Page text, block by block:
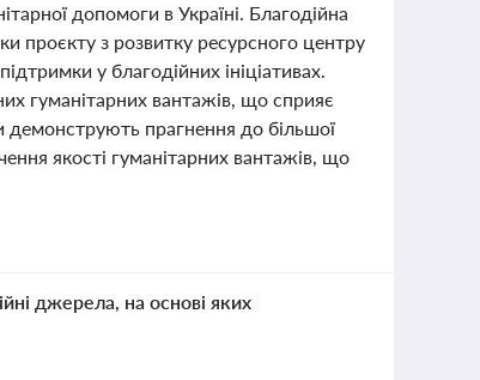
допомоги в Україні. Благодійна
проєкту з розвитку ресурсного центру
у благодійних ініціативах.
гуманітарних вантажів, що сприяє
демонструють прагнення до більшої
якості гуманітарних вантажів, що
джерела, на основі яких